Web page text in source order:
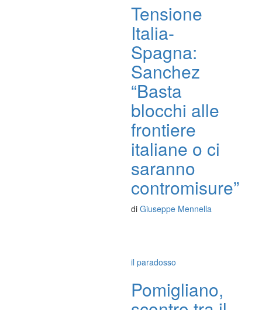
Tensione
Italia-
Spagna:
Sanchez
“Basta
blocchi alle
frontiere
italiane o ci
saranno
contromisure”
di Giuseppe Mennella
il paradosso
Pomigliano,